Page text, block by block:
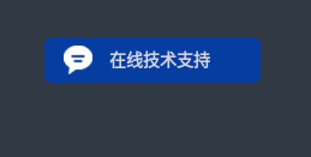
在线技术支持